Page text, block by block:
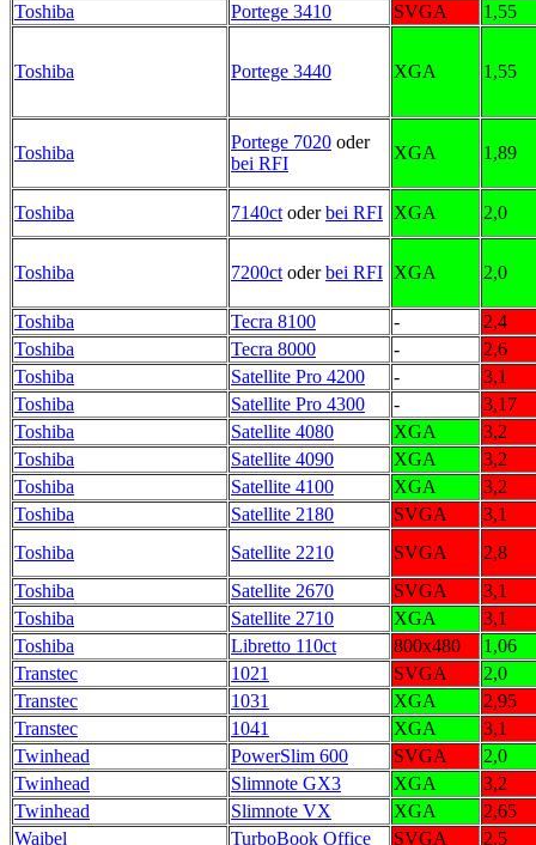
Toshiba
Portege 3410 SVGA 1,55
Toshiba Portege 3440 XGA 1,55
Toshiba
Portege 7020 oder
bei RFI
XGA 1,89
Toshiba 7140ctoderbei RFI XGA 2,0
Toshiba 7200ctoderbei RFI XGA 2,0
Toshiba Tecra 8100 -
2,4
Toshiba
Tecra 8000 -
2,6
Toshiba
Satellite Pro 4200 -
3,1
Toshiba
Satellite Pro 4300 -
3,17
Toshiba
Satellite 4080 XGA
3,2
Toshiba
Satellite 4090 XGA
3,2
Toshiba
Satellite 4100 XGA
3,2
Toshiba
Satellite 2180 SVGA
3,1
Toshiba
Satellite 2210 SVGA
2,8
Toshiba
Satellite 2670 SVGA
3,1
Toshiba
Satellite 2710 XGA
3,1
Toshiba
Libretto 110ct 800x480
1,06
Transtec
1021 SVGA
2,0
Transtec
1031 XGA
2,95
Transtec
1041 XGA
3,1
Twinhead
PowerSlim 600 SVGA
2,0
Twinhead
Slimnote GX3 XGA
3,2
Twinhead
Slimnote VX XGA
2,65
Waibel
TurboBook Office SVGA
2,5